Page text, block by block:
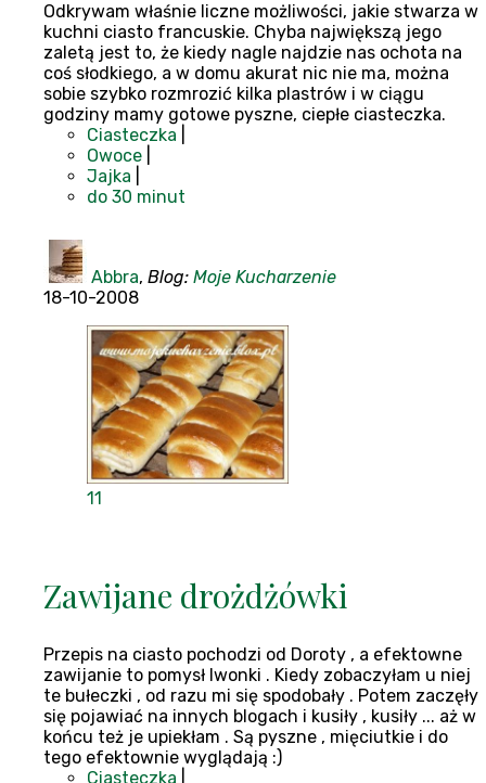
Odkrywam właśnie liczne możliwości, jakie stwarza w
kuchni ciasto francuskie. Chyba największą jego
zaletą jest to, że kiedy nagle najdzie nas ochota na
coś słodkiego, a w domu akurat nic nie ma, można
sobie szybko rozmrozić kilka plastrów i w ciągu
godziny mamy gotowe pyszne, ciepłe ciasteczka.
Ciasteczka
Owoce
Jajka
do 30 minut
Abbra, Blog: Moje Kucharzenie
18-10-2008
11
Zawijane drożdżówki
Przepis na ciasto pochodzi od Doroty , a efektowne
zawijanie to pomysł Iwonki . Kiedy zobaczyłam u niej
te bułeczki , od razu mi się spodobały . Potem zaczęły
się pojawiać na innych blogach i kusiły , kusiły ... aż w
końcu też je upiekłam . Są pyszne , mięciutkie i do
tego efektownie wyglądają :)
Ciasteczka